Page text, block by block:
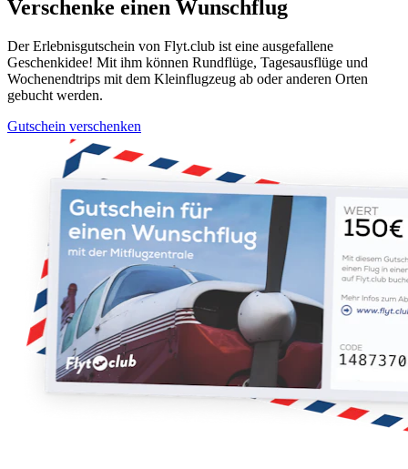
Verschenke einen Wunschflug
Der Erlebnisgutschein von Flyt.club ist eine ausgefallene
Geschenkidee! Mit ihm können Rundflüge, Tagesausflüge und
Wochenendtrips mit dem Kleinflugzeug ab oder anderen Orten
gebucht werden.
Gutschein verschenken